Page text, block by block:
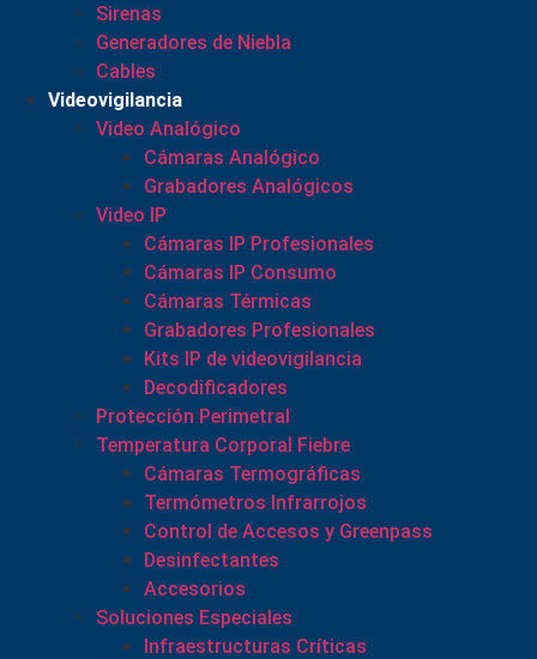
Sirenas
Generadores de Niebla
Cables
Videovigilancia
Video Analógico
Cámaras Analógico
Grabadores Analógicos
Video IP
Cámaras IP Profesionales
Cámaras IP Consumo
Cámaras Térmicas
Grabadores Profesionales
Kits IP de videovigilancia
Decodificadores
Protección Perimetral
Temperatura Corporal Fiebre
Cámaras Termográficas
Termómetros Infrarrojos
Control de Accesos y Greenpass
Desinfectantes
Accesorios
Soluciones Especiales
Infraestructuras Críticas